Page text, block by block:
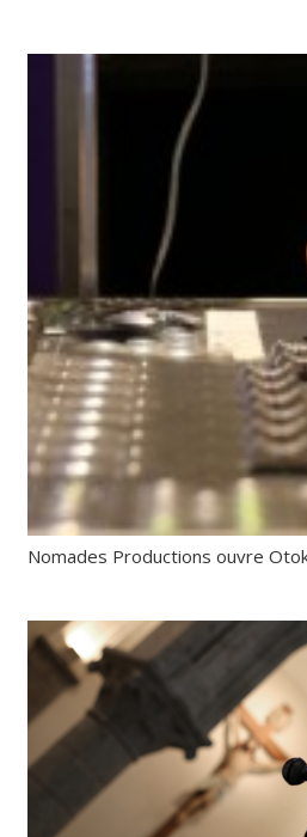
Nomades Productions ouvre